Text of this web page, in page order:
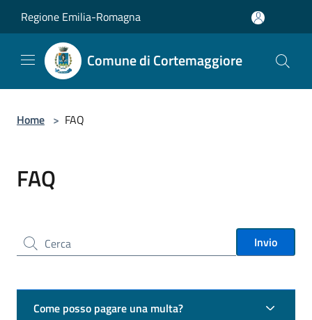
Regione Emilia-Romagna
Comune di Cortemaggiore
Home > FAQ
FAQ
Cerca nel sito Invio
Come posso pagare una multa?